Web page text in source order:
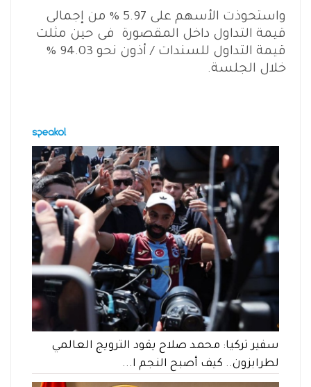
واستحوذت الأسهم على 5.97 % من إجمالى
قيمة التداول داخل المقصورة فى حين مثلت
قيمة التداول للسندات / أذون نحو 94.03 %
خلال الجلسة.
سفير تركيا: محمد صلاح يقود الترويج العالمي
لطرابزون.. كيف أصبح النجم ا...